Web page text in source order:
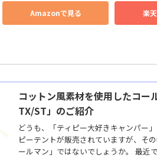
Amazonで見る 楽
コットン風素材を使用したコー
TX/ST」のご紹介
どうも、「ティピー大好きキャンパー
ピーテントが販売されていますが、そ
ールマン」ではないでしょうか。 最近